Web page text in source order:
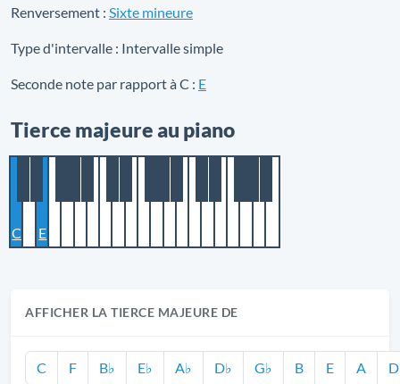
Renversement : Sixte mineure
Type d'intervalle : Intervalle simple
Seconde note par rapport à C : E
Tierce majeure au piano
C E
AFFICHER LA TIERCE MAJEURE DE
C F B♭ E♭ A♭ D♭ G♭ B E A D